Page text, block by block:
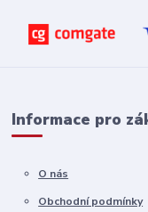
Informace pro
O nás
Obchodní podmínky